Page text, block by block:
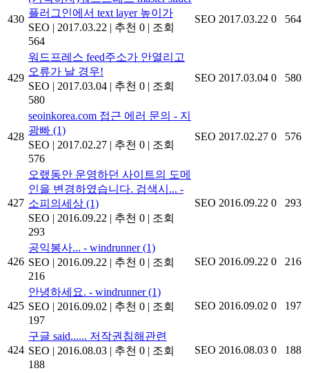
430
플러그인에서 text layer 높이가
SEO | 2017.03.22 | 추천 0 | 조회
564
SEO 2017.03.22 0 564
429
워드프레스 feed주소가 안열리고
오류가 날 경우!
SEO | 2017.03.04 | 추천 0 | 조회
580
SEO 2017.03.04 0 580
428
seoinkorea.com 접근 에러 문의 - 지
광빠 (1)
SEO | 2017.02.27 | 추천 0 | 조회
576
SEO 2017.02.27 0 576
427
오랬동안 운영하던 사이트의 도메
인을 변경하였습니다. 검색시... -
소피의세상 (1)
SEO | 2016.09.22 | 추천 0 | 조회
293
SEO 2016.09.22 0 293
426
공익봉사... - windrunner(1)
SEO | 2016.09.22 | 추천 0 | 조회
216
SEO 2016.09.22 0 216
425
안녕하세요. - windrunner(1)
SEO | 2016.09.02 | 추천 0 | 조회
197
SEO 2016.09.02 0 197
424
구글 said...... 저작권침해관련
SEO | 2016.08.03 | 추천 0 | 조회
188
SEO 2016.08.03 0 188